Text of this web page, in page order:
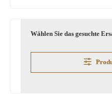
Wählen Sie das gesuchte